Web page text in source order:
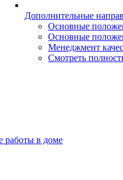
Дополнительные
Основные
Основные
Менеджмент
Смотреть
работы в доме